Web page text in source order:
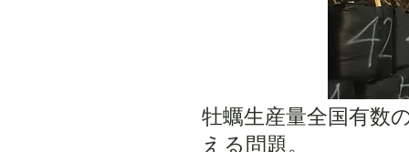
牡蠣生産量全国有数
える問題。